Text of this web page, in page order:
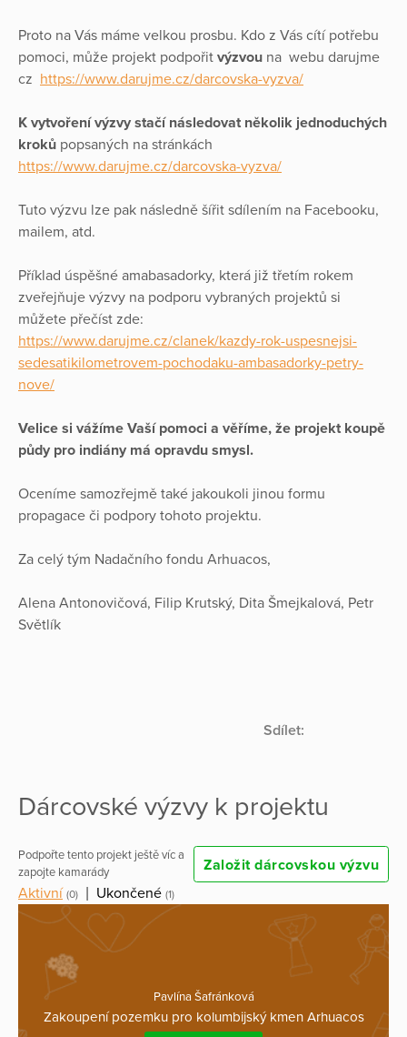
Proto na Vás máme velkou prosbu. Kdo z Vás cítí potřebu
pomoci, může projekt podpořit výzvou na webu darujme
cz https://www.darujme.cz/darcovska-vyzva/
K vytvoření výzvy stačí následovat několik jednoduchých
kroků popsaných na stránkách
https://www.darujme.cz/darcovska-vyzva/
Tuto výzvu lze pak následně šířit sdílením na Facebooku,
mailem, atd.
Příklad úspěšné amabasadorky, která již třetím rokem
zveřejňuje výzvy na podporu vybraných projektů si
můžete přečíst zde:
https://www.darujme.cz/clanek/kazdy-rok-uspesnejsi-
sedesatikilometrovem-pochodaku-ambasadorky-petry-
nove/
Velice si vážíme Vaší pomoci a věříme, že projekt koupě
půdy pro indiány má opravdu smysl.
Oceníme samozřejmě také jakoukoli jinou formu
propagace či podpory tohoto projektu.
Za celý tým Nadačního fondu Arhuacos,
Alena Antonovičová, Filip Krutský, Dita Šmejkalová, Petr
Světlík
Sdílet:
Dárcovské výzvy k projektu
Podpořte tento projekt ještě víc a
zapojte kamarády
Založit dárcovskou výzvu
Aktivní (0) | Ukončené (1)
Pavlína Šafránková
Zakoupení pozemku pro kolumbijský kmen Arhuacos